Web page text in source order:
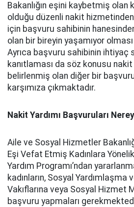
Bakanlığın eşini kaybetmiş olan
olduğu düzenli nakit
için başvuru sahibinin
olan bir bireyin yaşamıyor
Ayrıca başvuru sahibinin ihtiyaç
kanıtlaması da söz konusu
belirlenmiş olan diğer bir
karşımıza çıkmaktadır.
Nakit Yardımı Başvuruları
Aile ve Sosyal Hizmetler
Eşi Vefat Etmiş Kadınlara
Yardım Programı’ndan
kadınların, Sosyal Yardımlaşma
Vakıflarına veya Sosyal Hizmet
başvuru yapmaları